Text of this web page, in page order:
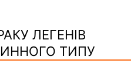
ЛЕГЕНІВ
ТИПУ